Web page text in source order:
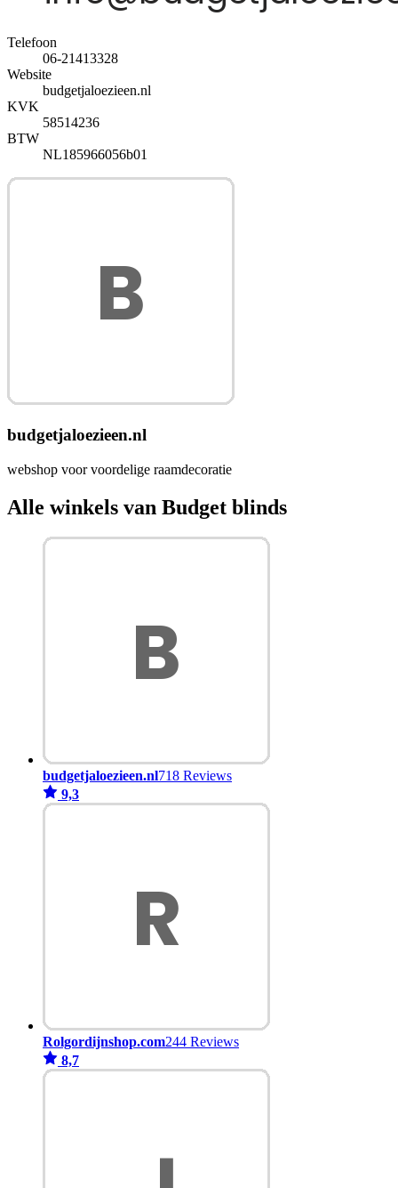
Telefoon
06-21413328
Website
budgetjaloezieen.nl
KVK
58514236
BTW
NL185966056b01
budgetjaloezieen.nl
webshop voor voordelige raamdecoratie
Alle winkels van Budget blinds
budgetjaloezieen.nl718 Reviews
9,3
Rolgordijnshop.com244 Reviews
8,7